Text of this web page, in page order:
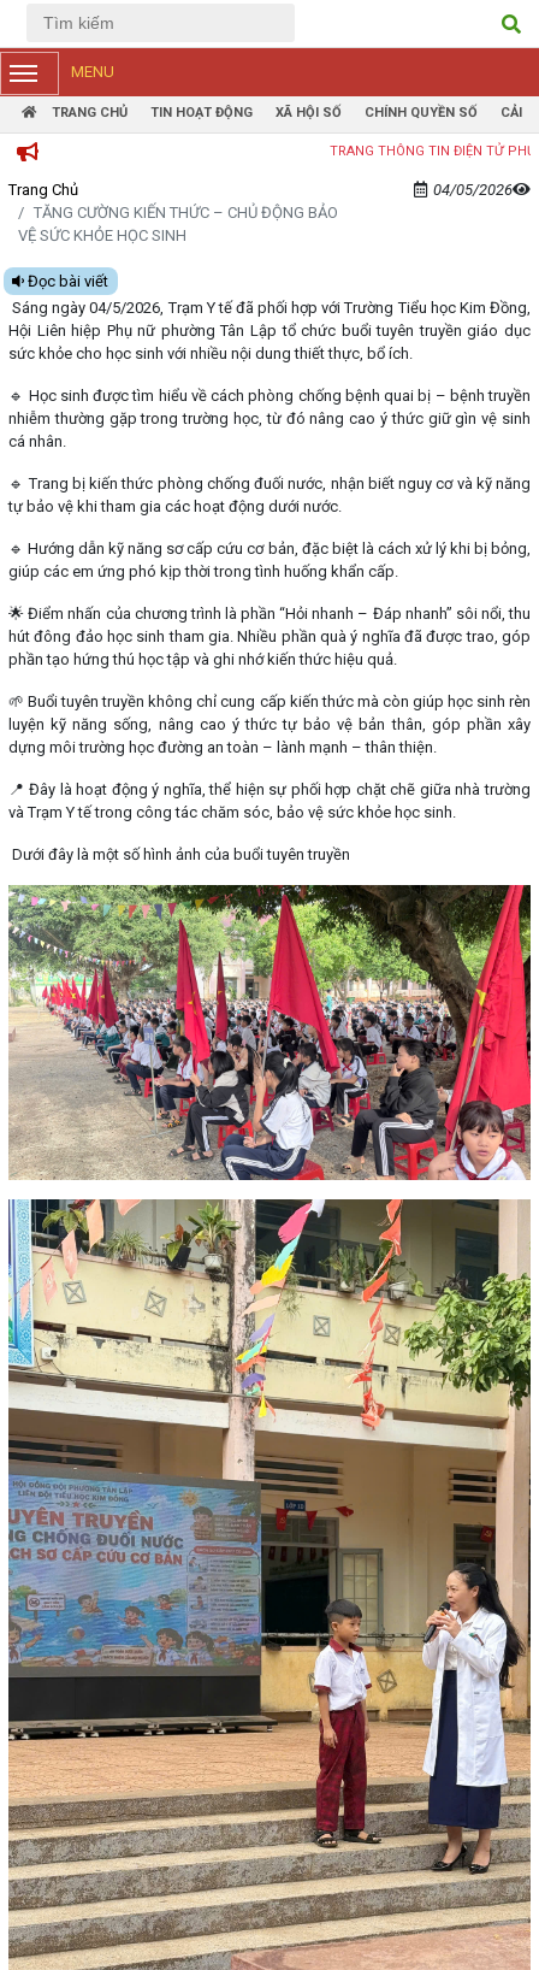
MENU
TRANG CHỦ TIN HOẠT ĐỘNG XÃ HỘI SỐ CHÍNH QUYỀN SỐ CẢI
TRANG THÔNG TIN ĐIỆN TỬ PHƯỜNG TÂN LẬP
Trang Chủ
TĂNG CƯỜNG KIẾN THỨC – CHỦ ĐỘNG BẢO
VỆ SỨC KHỎE HỌC SINH
04/05/2026
Đọc bài viết
Sáng ngày 04/5/2026, Trạm Y tế đã phối hợp với Trường Tiểu học Kim Đồng,
Hội Liên hiệp Phụ nữ phường Tân Lập tổ chức buổi tuyên truyền giáo dục
sức khỏe cho học sinh với nhiều nội dung thiết thực, bổ ích.
🔹 Học sinh được tìm hiểu về cách phòng chống bệnh quai bị – bệnh truyền
nhiễm thường gặp trong trường học, từ đó nâng cao ý thức giữ gìn vệ sinh
cá nhân.
🔹 Trang bị kiến thức phòng chống đuối nước, nhận biết nguy cơ và kỹ năng
tự bảo vệ khi tham gia các hoạt động dưới nước.
🔹 Hướng dẫn kỹ năng sơ cấp cứu cơ bản, đặc biệt là cách xử lý khi bị bỏng,
giúp các em ứng phó kịp thời trong tình huống khẩn cấp.
🌟 Điểm nhấn của chương trình là phần “Hỏi nhanh – Đáp nhanh” sôi nổi, thu
hút đông đảo học sinh tham gia. Nhiều phần quà ý nghĩa đã được trao, góp
phần tạo hứng thú học tập và ghi nhớ kiến thức hiệu quả.
🌱 Buổi tuyên truyền không chỉ cung cấp kiến thức mà còn giúp học sinh rèn
luyện kỹ năng sống, nâng cao ý thức tự bảo vệ bản thân, góp phần xây
dựng môi trường học đường an toàn – lành mạnh – thân thiện.
📍 Đây là hoạt động ý nghĩa, thể hiện sự phối hợp chặt chẽ giữa nhà trường
và Trạm Y tế trong công tác chăm sóc, bảo vệ sức khỏe học sinh.
Dưới đây là một số hình ảnh của buổi tuyên truyền